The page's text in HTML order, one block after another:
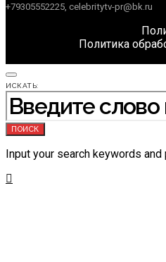
+79305552225, celebritytv-pr@bk.ru
Политика
ИСКАТЬ:
ПОИСК
Input your search keywords and